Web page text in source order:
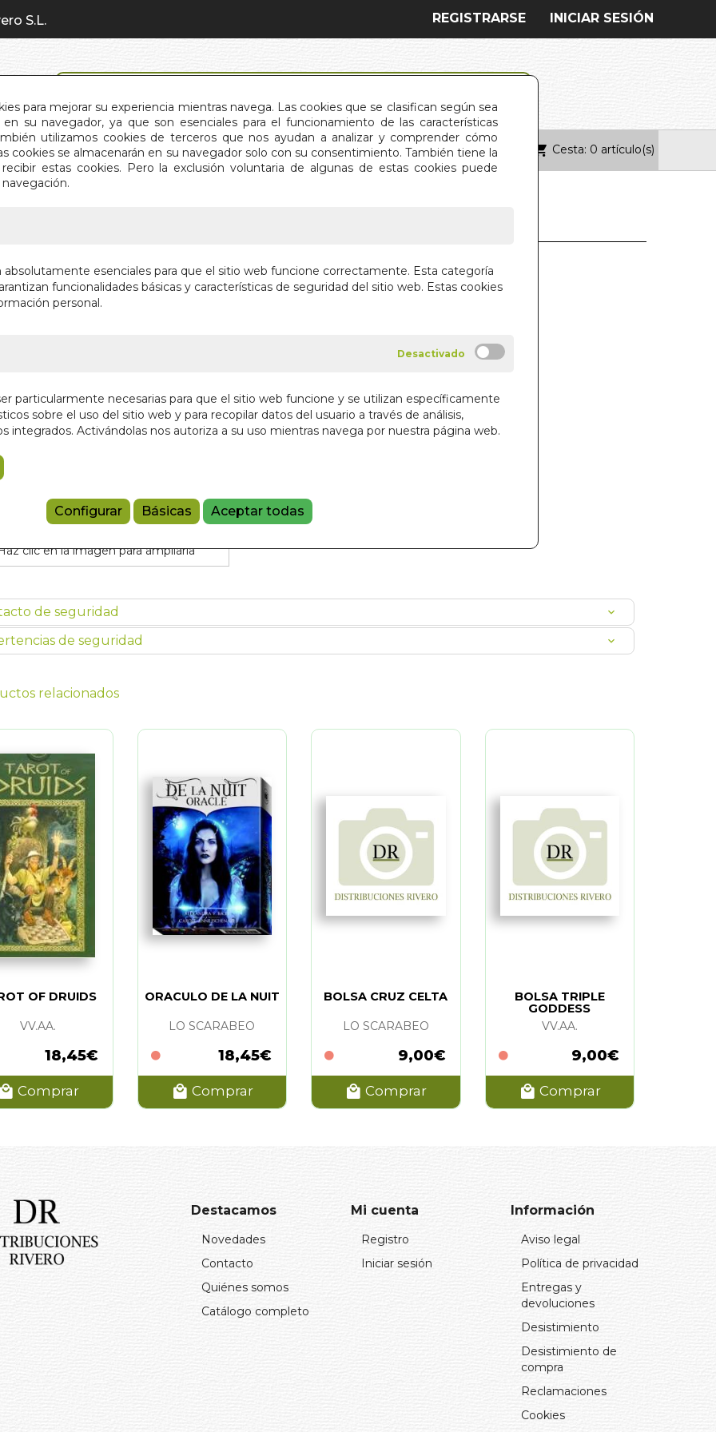
para mejorar su experiencia mientras navega. Las cookies que se clasifican según sea
su navegador, ya que son esenciales para el funcionamiento de las características
utilizamos cookies de terceros que nos ayudan a analizar y comprender cómo
cookies se almacenarán en su navegador solo con su consentimiento. También tiene la
estas cookies. Pero la exclusión voluntaria de algunas de estas cookies puede
absolutamente esenciales para que el sitio web funcione correctamente. Esta categoría
funcionalidades básicas y características de seguridad del sitio web. Estas cookies
personal.
particularmente necesarias para que el sitio web funcione y se utilizan específicamente
sobre el uso del sitio web y para recopilar datos del usuario a través de análisis,
integrados. Activándolas nos autoriza a su uso mientras navega por nuestra página web.
Configurar Básicas Aceptar todas
S.L. INICIAR SESIÓN
REGISTRARSE
INICIO QUIÉNES SOMOS CONTACTO Cesta: 0 artículo(s)
clic en la imagen para ampliarla
YOKAI TAROT
Fabricante:
Añadir a la cesta
de seguridad
de seguridad
relacionados
OF DRUIDS
VV.AA.
18,45€
Comprar
ORACULO DE LA NUIT
LO SCARABEO
18,45€
Comprar
BOLSA CRUZ CELTA
LO SCARABEO
9,00€
Comprar
BOLSA TRIPLE
GODDESS
VV.AA.
9,00€
Comprar
Destacamos
Novedades
Contacto
Quiénes somos
Catálogo completo
Mi cuenta
Registro
Iniciar sesión
Información
Aviso legal
Política de privacidad
Entregas y
devoluciones
Desistimiento
Desistimiento de
compra
Reclamaciones
Cookies